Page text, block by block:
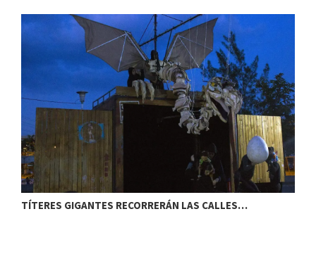
TÍTERES GIGANTES RECORRERÁN LAS CALLES…